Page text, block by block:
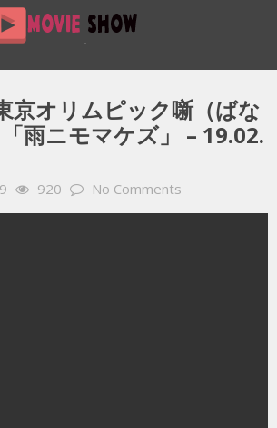
動画 毎日
ピック噺（ばなし）～（5）「雨ニモマケズ」 –
京オリムピック噺（ばな
雨ニモマケズ」 – 19.02.
920 No Comments